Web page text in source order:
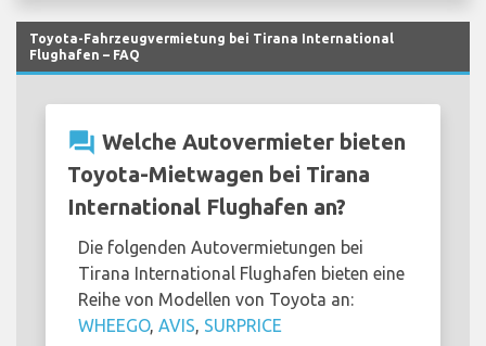
Toyota-Fahrzeugvermietung bei Tirana International
Flughafen – FAQ
question_answer Welche Autovermieter bieten
Toyota-Mietwagen bei Tirana
International Flughafen an?
Die folgenden Autovermietungen bei
Tirana International Flughafen bieten eine
Reihe von Modellen von Toyota an:
WHEEGO, AVIS SURPRICE